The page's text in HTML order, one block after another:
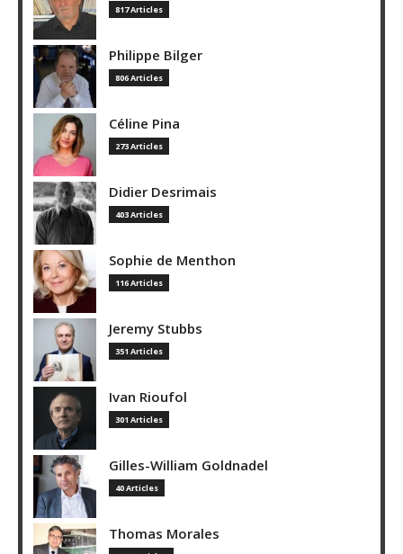
817 Articles
Philippe Bilger
806 Articles
Céline Pina
273 Articles
Didier Desrimais
403 Articles
Sophie de Menthon
116 Articles
Jeremy Stubbs
351 Articles
Ivan Rioufol
301 Articles
Gilles-William Goldnadel
40 Articles
Thomas Morales